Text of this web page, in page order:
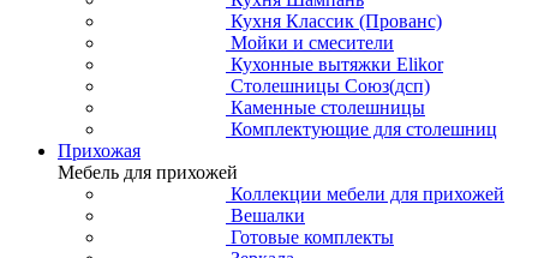
Кухня Классик (Прованс)
Мойки и смесители
Кухонные вытяжки Elikor
Столешницы Союз(дсп)
Каменные столешницы
Комплектующие для столешниц
Прихожая
Мебель для прихожей
Коллекции мебели для прихожей
Вешалки
Готовые комплекты